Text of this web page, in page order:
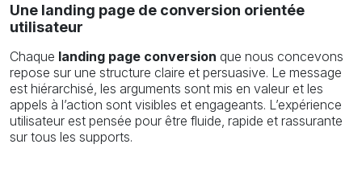
Une landing page de conversion orientée
utilisateur
Chaque landing page conversion que nous concevons
repose sur une structure claire et persuasive. Le message
est hiérarchisé, les arguments sont mis en valeur et les
appels à l’action sont visibles et engageants. L’expérience
utilisateur est pensée pour être fluide, rapide et rassurante
sur tous les supports.